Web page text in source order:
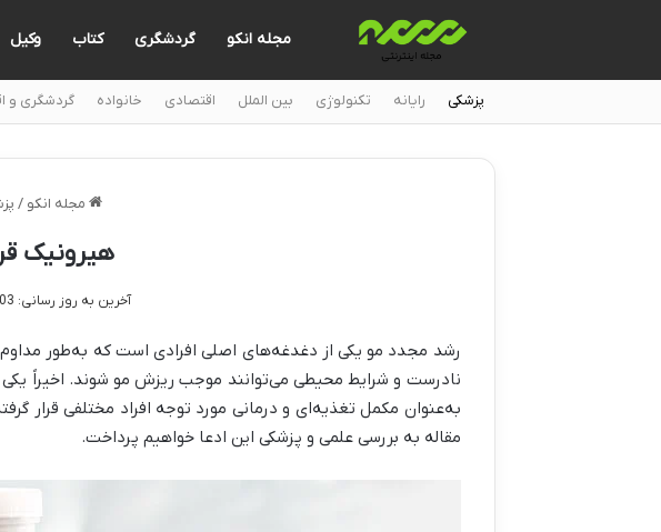
مجله انکو گردشگری کتاب وکیل
پزشکی رایانه تکنولوژی بین الملل اقتصادی خانواده گردشگری و
مجله انکو /
هیرونیک
آخرین به روز رسانی: 16/07/1403
رشد مجدد مو یکی از دغدغه‌های اصلی افرادی است که به‌طور
نادرست و شرایط محیطی می‌توانند موجب ریزش مو شوند. اخیراً
به‌عنوان مکمل تغذیه‌ای و درمانی مورد توجه افراد مختلفی
مقاله به بررسی علمی و پزشکی این ادعا خواهیم پرداخت.